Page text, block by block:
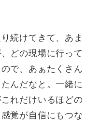
続けてきて、あま
どの現場に行って
で、あぁたくさん
んだなと。一緒に
れだけいるほどの
覚が自信にもつな